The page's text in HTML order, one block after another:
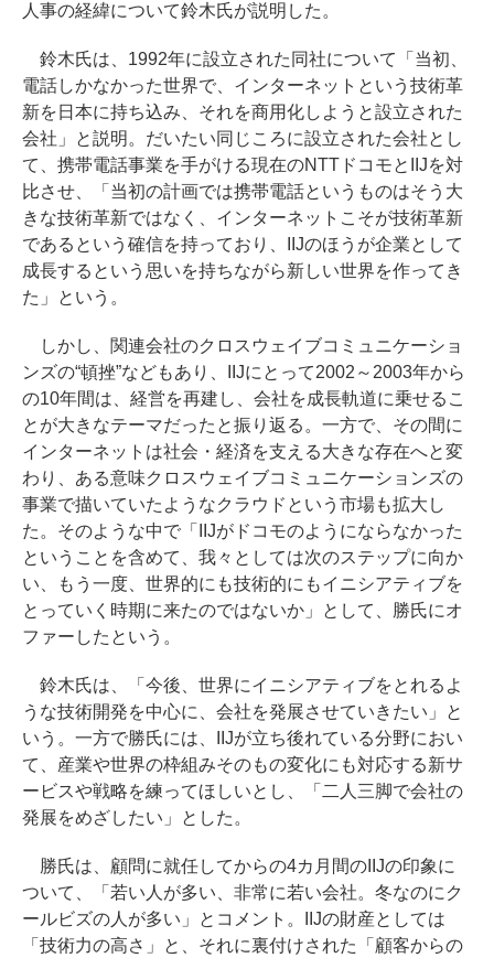
人事の経緯について鈴木氏が説明した。
鈴木氏は、1992年に設立された同社について「当初、
電話しかなかった世界で、インターネットという技術革
新を日本に持ち込み、それを商用化しようと設立された
会社」と説明。だいたい同じころに設立された会社とし
て、携帯電話事業を手がける現在のNTTドコモとIIJを対
比させ、「当初の計画では携帯電話というものはそう大
きな技術革新ではなく、インターネットこそが技術革新
であるという確信を持っており、IIJのほうが企業として
成長するという思いを持ちながら新しい世界を作ってき
た」という。
しかし、関連会社のクロスウェイブコミュニケーショ
ンズの“頓挫”などもあり、IIJにとって2002～2003年から
の10年間は、経営を再建し、会社を成長軌道に乗せるこ
とが大きなテーマだったと振り返る。一方で、その間に
インターネットは社会・経済を支える大きな存在へと変
わり、ある意味クロスウェイブコミュニケーションズの
事業で描いていたようなクラウドという市場も拡大し
た。そのような中で「IIJがドコモのようにならなかった
ということを含めて、我々としては次のステップに向か
い、もう一度、世界的にも技術的にもイニシアティブを
とっていく時期に来たのではないか」として、勝氏にオ
ファーしたという。
鈴木氏は、「今後、世界にイニシアティブをとれるよ
うな技術開発を中心に、会社を発展させていきたい」と
いう。一方で勝氏には、IIJが立ち後れている分野におい
て、産業や世界の枠組みそのもの変化にも対応する新サ
ービスや戦略を練ってほしいとし、「二人三脚で会社の
発展をめざしたい」とした。
勝氏は、顧問に就任してからの4カ月間のIIJの印象に
ついて、「若い人が多い、非常に若い会社。冬なのにク
ールビズの人が多い」とコメント。IIJの財産としては
「技術力の高さ」と、それに裏付けされた「顧客からの